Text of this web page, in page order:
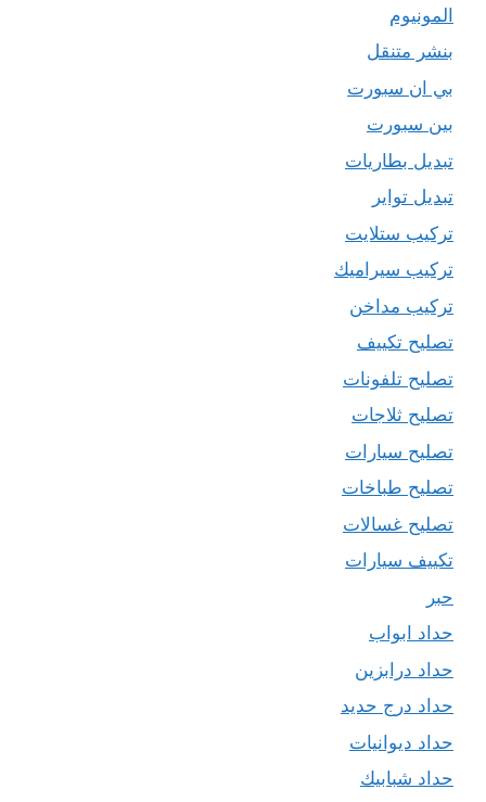
المونيوم
بنشر متنقل
بي ان سبورت
بين سبورت
تبديل بطاريات
تبديل تواير
تركيب ستلايت
تركيب سيراميك
تركيب مداخن
تصليح تكييف
تصليح تلفونات
تصليح ثلاجات
تصليح سيارات
تصليح طباخات
تصليح غسالات
تكييف سيارات
حبر
حداد ابواب
حداد درابزين
حداد درج حديد
حداد ديوانيات
حداد شبابيك